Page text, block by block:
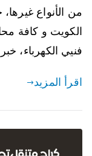
من الأنواع
الكويت و كافة
فنيي الكهرباء،
اقرأ المزيد